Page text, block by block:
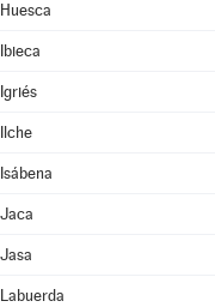
Huesca
Ibieca
Igriés
Ilche
Isábena
Jaca
Jasa
Labuerda